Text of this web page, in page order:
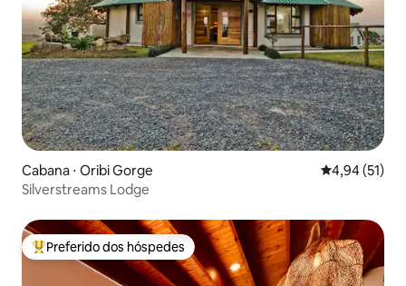
Cabana ⋅ Oribi Gorge 4,94 de uma
4,94 (51)
Silverstreams Lodge
Entre os melhores preferidos dos hóspedes
Preferido dos hóspedes